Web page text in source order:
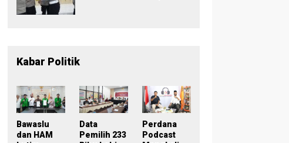
Kabar Politik
Bawaslu
dan HAM
Data
Pemilih 233
Perdana
Podcast